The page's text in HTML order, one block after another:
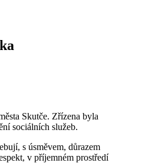
Skutče. Zřízena byla
sociálních služeb.
s úsměvem, důrazem
v příjemném prostředí